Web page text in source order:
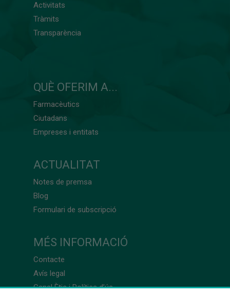
Activitats
Tràmits
Transparència
QUÈ OFERIM A...
Farmacèutics
Ciutadans
Empreses i entitats
ACTUALITAT
Notes de premsa
Blog
Formulari de subscripció
MÉS INFORMACIÓ
Contacte
Avís legal
Canal Ètic i Política d’ús